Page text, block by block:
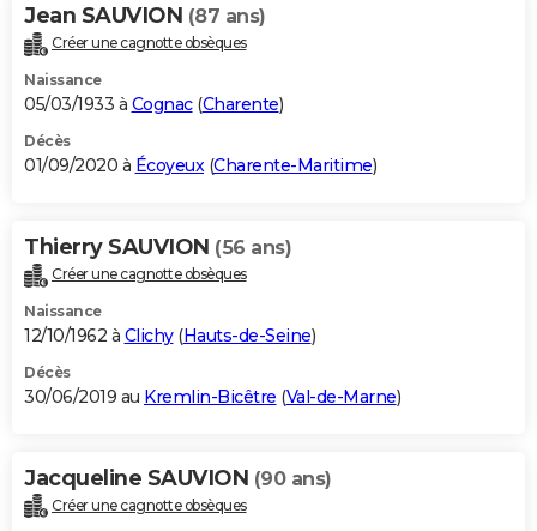
Jean SAUVION (87 ans)
Créer une cagnotte obsèques
Naissance
05/03/1933 à Cognac(Charente)
Décès
01/09/2020 à Écoyeux(Charente-Maritime)
Thierry SAUVION (56 ans)
Créer une cagnotte obsèques
Naissance
12/10/1962 à Clichy(Hauts-de-Seine)
Décès
30/06/2019 au Kremlin-Bicêtre (Val-de-Marne)
Jacqueline SAUVION (90 ans)
Créer une cagnotte obsèques